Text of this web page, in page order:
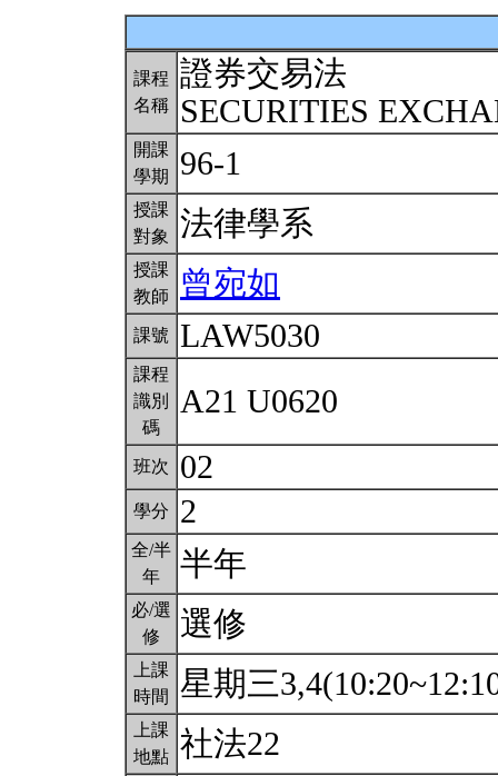
課程
名稱
證券交易法
SECURITIES
開課
學期
96-1
授課
對象
法律學系
授課
教師
曾宛如
課號 LAW5030
課程
識別
碼
A21 U0620
班次 02
學分 2
全/半
年
半年
必/選
修
選修
上課
時間
星期三
上課
地點 社法22